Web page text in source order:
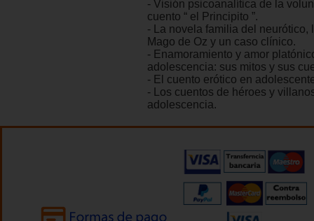
- Visión psicoanalítica de la
cuento “ el Principito ”.
- La novela familia del neurótico,
Mago de Oz y un caso clínico.
- Enamoramiento y amor
adolescencia: sus mitos y sus
- El cuento erótico en
- Los cuentos de héroes y
adolescencia.